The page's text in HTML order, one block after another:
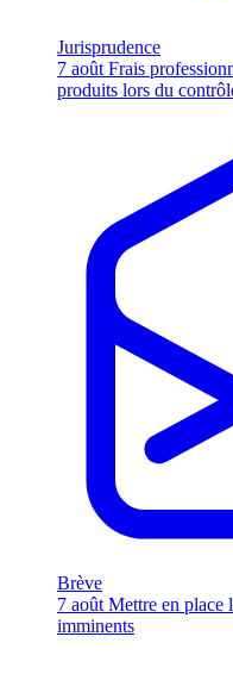
Jurisprudence
7 août Frais
produits lors du
Brève
7 août Mettre en place
imminents